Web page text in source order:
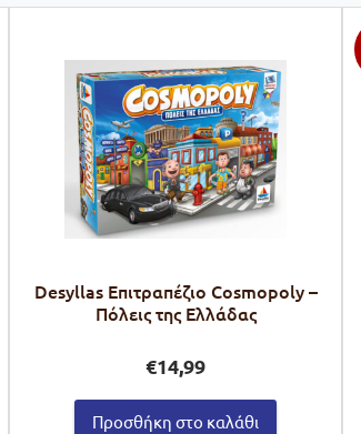
Desyllas Επιτραπέζιο Cosmopoly –
Πόλεις της Ελλάδας
€14,99
Προσθήκη στο καλάθι